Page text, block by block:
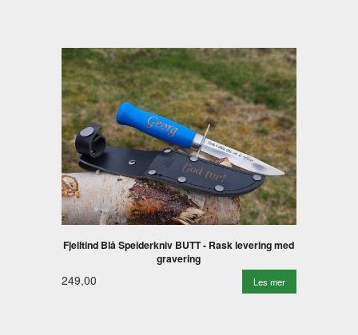
Fjelltind Blå Speiderkniv BUTT - Rask levering med
gravering
249,00 Les mer